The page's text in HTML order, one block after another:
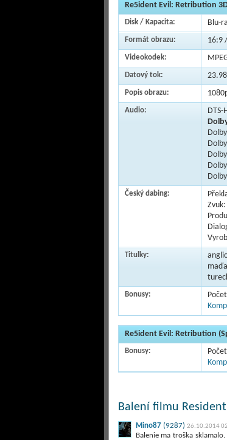
Re5ident Evil: Retribution
Disk / Kapacita: Blu-
Formát obrazu: 16:9
Videokodek:
Datový tok:
Popis obrazu:
Audio:
Český dabing:
Titulky:
Bonusy:
Re5ident Evil: Retribution
Bonusy:
Balení filmu
Mino87 (9287) 26.10.2014
Balenie ma troška